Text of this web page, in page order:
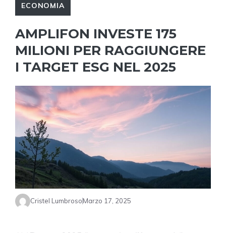
ECONOMIA
AMPLIFON INVESTE 175
MILIONI PER RAGGIUNGERE
I TARGET ESG NEL 2025
Cristel LumbrosoMarzo 17, 2025